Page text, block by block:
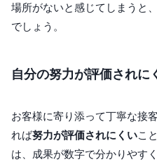
場所がないと感じてしまうと
でしょう。
自分の努力が評価されに
お客様に寄り添って丁寧な接
れば努力が評価されにくいこ
は、成果が数字で分かりやす